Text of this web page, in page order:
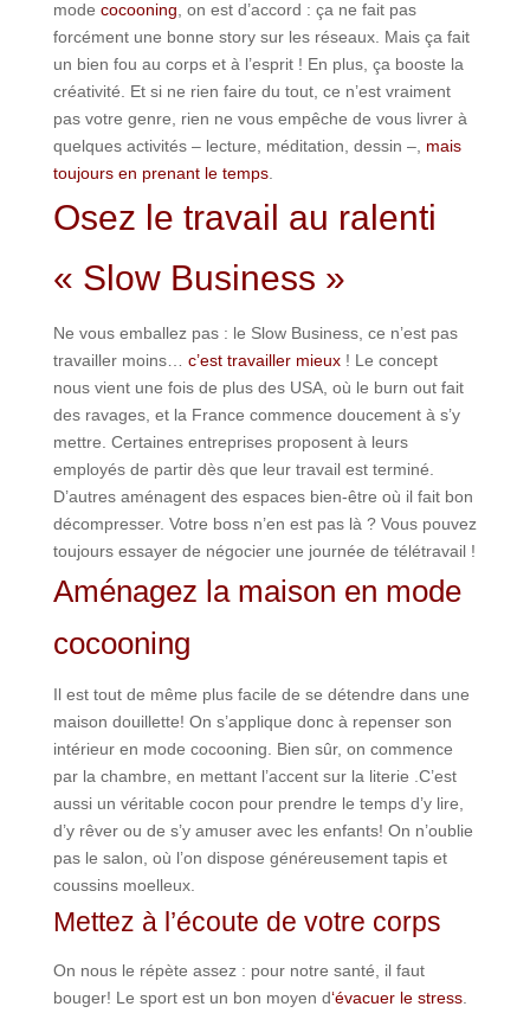
mode cocooning , on est d’accord : ça ne fait pas
forcément une bonne story sur les réseaux. Mais ça fait
un bien fou au corps et à l’esprit ! En plus, ça booste la
créativité. Et si ne rien faire du tout, ce n’est vraiment
pas votre genre, rien ne vous empêche de vous livrer à
quelques activités – lecture, méditation, dessin –, mais
toujours en prenant le temps.
Osez le travail au ralenti
« Slow Business »
Ne vous emballez pas : le Slow Business, ce n’est pas
travailler moins… c’est travailler mieux! Le concept
nous vient une fois de plus des USA, où le burn out fait
des ravages, et la France commence doucement à s’y
mettre. Certaines entreprises proposent à leurs
employés de partir dès que leur travail est terminé.
D’autres aménagent des espaces bien-être où il fait bon
décompresser. Votre boss n’en est pas là ? Vous pouvez
toujours essayer de négocier une journée de télétravail !
Aménagez la maison en mode
cocooning
Il est tout de même plus facile de se détendre dans une
maison douillette! On s’applique donc à repenser son
intérieur en mode cocooning. Bien sûr, on commence
par la chambre, en mettant l’accent sur la literie .C’est
aussi un véritable cocon pour prendre le temps d’y lire,
d’y rêver ou de s’y amuser avec les enfants! On n’oublie
pas le salon, où l’on dispose généreusement tapis et
coussins moelleux.
Mettez à l’écoute de votre corps
On nous le répète assez : pour notre santé, il faut
bouger! Le sport est un bon moyen d‘évacuer le stress.